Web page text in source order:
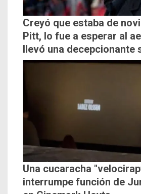
Creyó que estaba de
Pitt, lo fue a esperar al
llevó una decepcionante
Una cucaracha
interrumpe función de